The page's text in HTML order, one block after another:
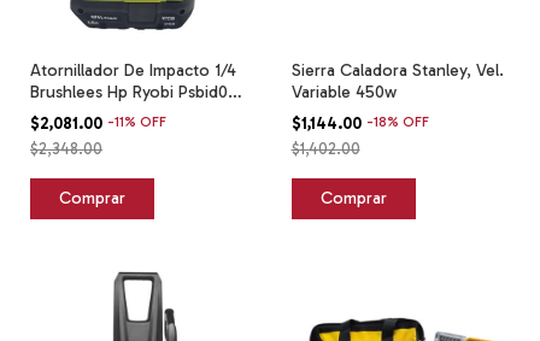
Atornillador De Impacto 1/4
Brushlees Hp Ryobi Psbid02
Verde
$2,081.00 -11% OFF
$2,348.00
Sierra Caladora Stanley, Vel.
Variable 450w
$1,144.00 -18% OFF
$1,402.00